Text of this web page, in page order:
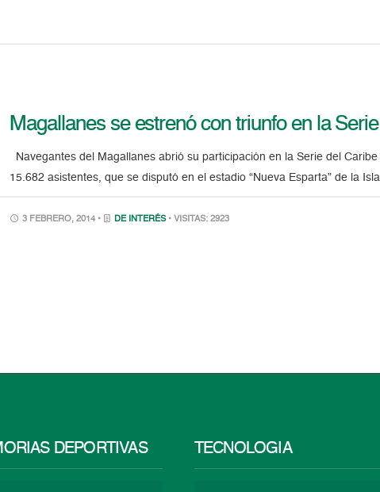
Magallanes se estrenó con triunfo en la
Navegantes del Magallanes abrió su participación en la Serie del
15.682 asistentes, que se disputó en el estadio “Nueva Esparta” de la
3 FEBRERO, 2014 • DE INTERÉS • VISITAS: 2923
DEPORTIVAS TECNOLOGÍA